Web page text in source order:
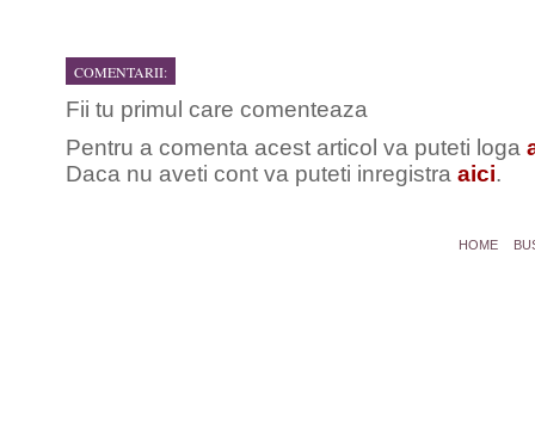
COMENTARII:
Fii tu primul care comenteaza
Pentru a comenta acest articol va puteti loga
Daca nu aveti cont va puteti inregistra aici.
HOME